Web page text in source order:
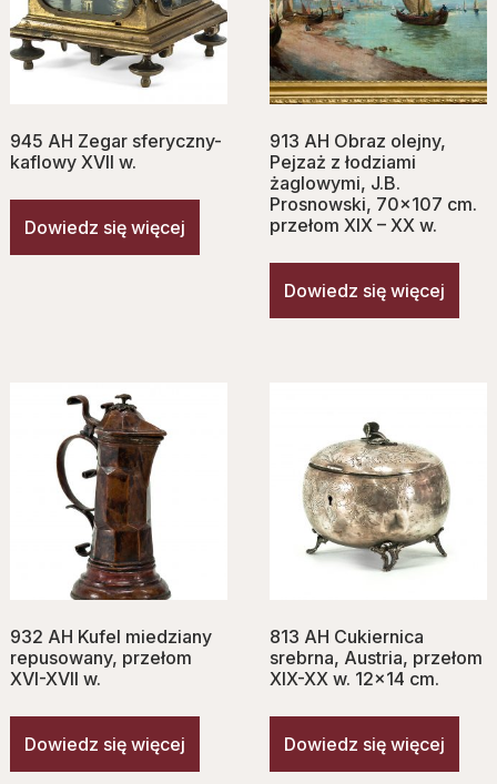
945 AH Zegar sferyczny-
kaflowy XVII w.
Dowiedz się więcej
913 AH Obraz olejny,
Pejzaż z łodziami
żaglowymi, J.B.
Prosnowski, 70×107 cm.
przełom XIX – XX w.
Dowiedz się więcej
932 AH Kufel miedziany
repusowany, przełom
XVI-XVII w.
Dowiedz się więcej
813 AH Cukiernica
srebrna, Austria, przełom
XIX-XX w. 12×14 cm.
Dowiedz się więcej